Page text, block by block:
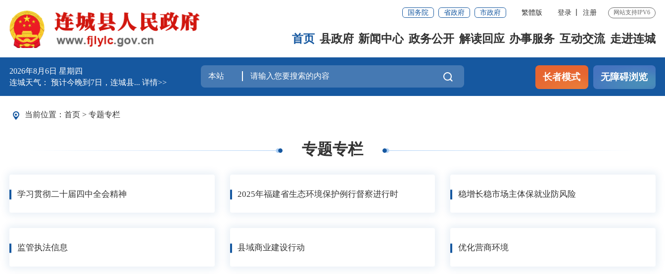
国务院 省政府 市政府 繁體版 登录 注册 网站支持IPV6
首页 县政府 新闻中心 政务公开 解读回应 办事服务 互动交流 走进连城
2026年8月6日 星期四
连城天气： 预计今晚到7日，连城县...详情>>
长者模式 无障碍浏览
当前位置： 首页 > 专题专栏
专题专栏
学习贯彻二十届四中全会精神 2025年福建省生态环境保护例行督察进行时 稳增长稳市场主体保就业防风险
监管执法信息 县域商业建设行动 优化营商环境